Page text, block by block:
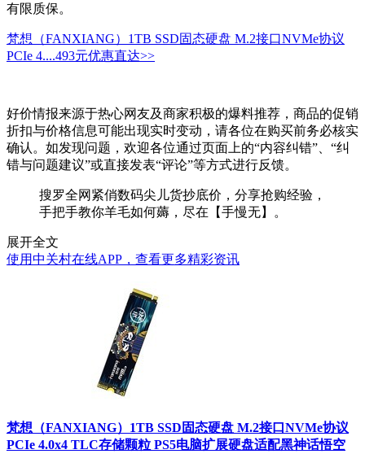
有限质保。
梵想（FANXIANG）1TB SSD固态硬盘 M.2接口NVMe协议
PCIe 4....493元优惠直达>>
好价情报来源于热心网友及商家积极的爆料推荐，商品的促销
折扣与价格信息可能出现实时变动，请各位在购买前务必核实
确认。如发现问题，欢迎各位通过页面上的“内容纠错”、“纠
错与问题建议”或直接发表“评论”等方式进行反馈。
搜罗全网紧俏数码尖儿货抄底价，分享抢购经验，
手把手教你羊毛如何薅，尽在【手慢无】。
展开全文
使用中关村在线APP，查看更多精彩资讯
梵想（FANXIANG）1TB SSD固态硬盘 M.2接口NVMe协议
PCIe 4.0x4 TLC存储颗粒 PS5电脑扩展硬盘适配黑神话悟空